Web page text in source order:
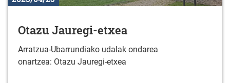
Otazu Jauregi-etxea
Arratzua-Ubarrundiako udalak ondarea
onartzea: Otazu Jauregi-etxea